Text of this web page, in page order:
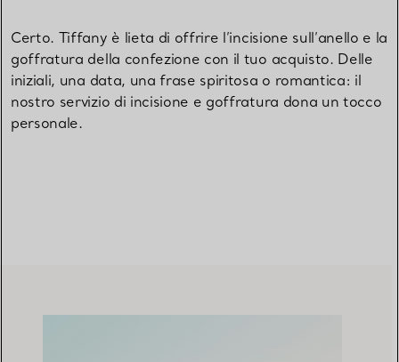
Certo. Tiffany è lieta di offrire l’incisione sull’anello e la
goffratura della confezione con il tuo acquisto. Delle
iniziali, una data, una frase spiritosa o romantica: il
nostro servizio di incisione e goffratura dona un tocco
personale.